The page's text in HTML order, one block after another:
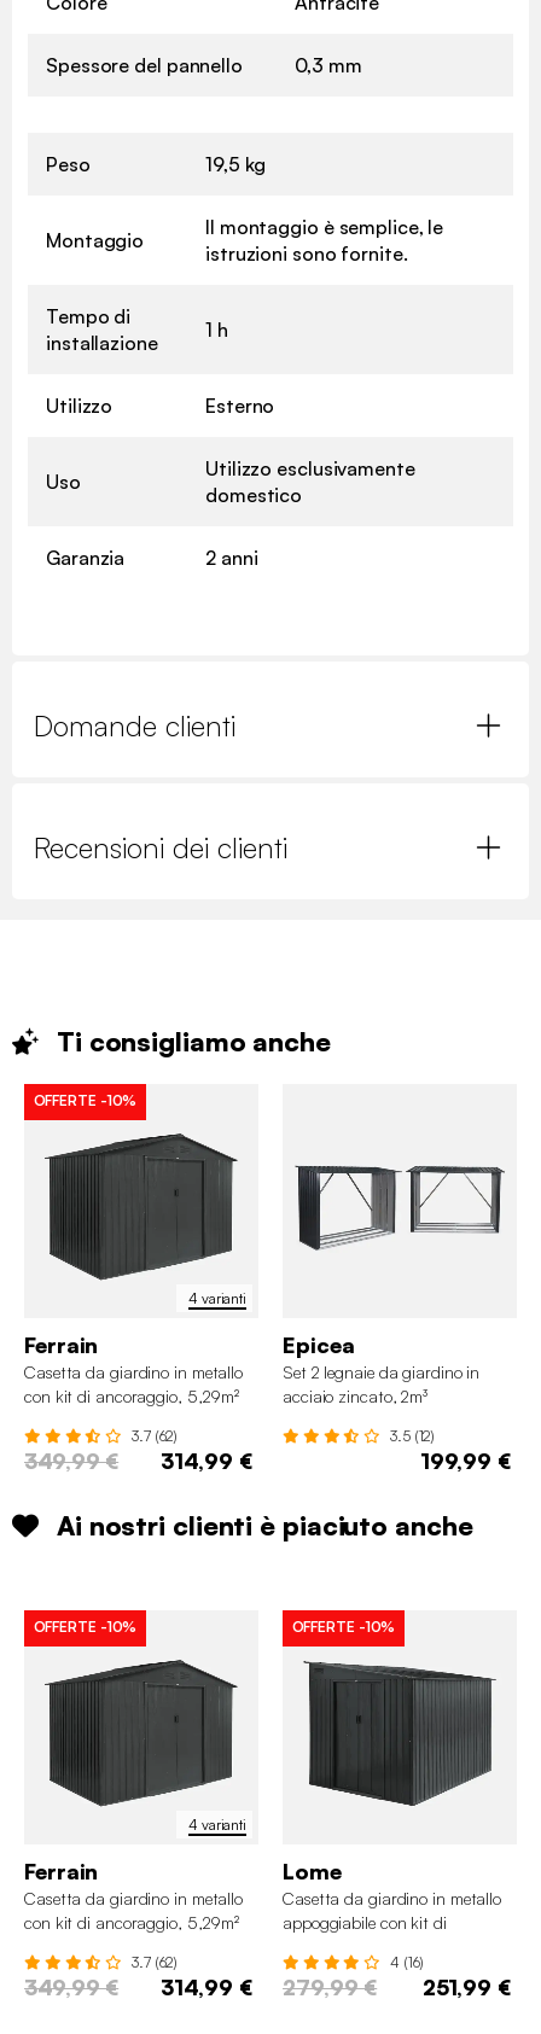
Spessore del pannello 0,3 mm
Peso 19,5 kg
Montaggio
Il montaggio è semplice, le
istruzioni sono fornite.
Tempo di
installazione
1 h
Utilizzo Esterno
Uso
Utilizzo esclusivamente
domestico
Garanzia 2 anni
Domande clienti
Recensioni dei clienti
Ti consigliamo anche
4 varianti
OFFERTE -10%
Ferrain
Casetta da giardino in metallo
con kit di ancoraggio, 5,29m²
3.7 (62)
349,99 € 314,99 €
Epicea
Set 2 legnaie da giardino in
acciaio zincato, 2m³
3.5 (12)
199,99 €
Ai nostri clienti è piaciuto anche
4 varianti
OFFERTE -10%
Ferrain
Casetta da giardino in metallo
con kit di ancoraggio, 5,29m²
3.7 (62)
349,99 € 314,99 €
OFFERTE -10%
Lome
Casetta da giardino in metallo
appoggiabile con kit di
4 (16)
279,99 € 251,99 €